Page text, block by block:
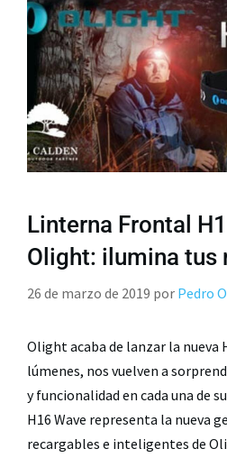
Linterna Frontal
Olight: ilumina tus
26 de marzo de 2019 por Pedro
Olight acaba de lanzar la nueva
lúmenes, nos vuelven a
y funcionalidad en cada una de
H16 Wave representa la nueva
recargables e inteligentes de